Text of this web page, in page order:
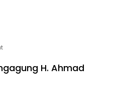
H. Ahmad